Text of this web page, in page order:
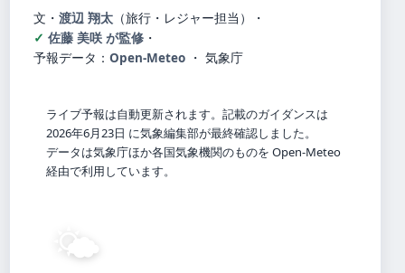
文・ 渡辺 翔太 （旅行・レジャー担当）
・
佐藤 美咲 が監修 ・
予報データ： Open-Meteo ・ 気象庁
ライブ予報は自動更新されます。記載のガイダンスは
2026年6月23日 に気象編集部が最終確認しました。
データは気象庁ほか各国気象機関のものを Open-Meteo
経由で利用しています。
🌤️